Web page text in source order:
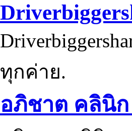
ทุกค่าย.
อภิชาต คลินิ